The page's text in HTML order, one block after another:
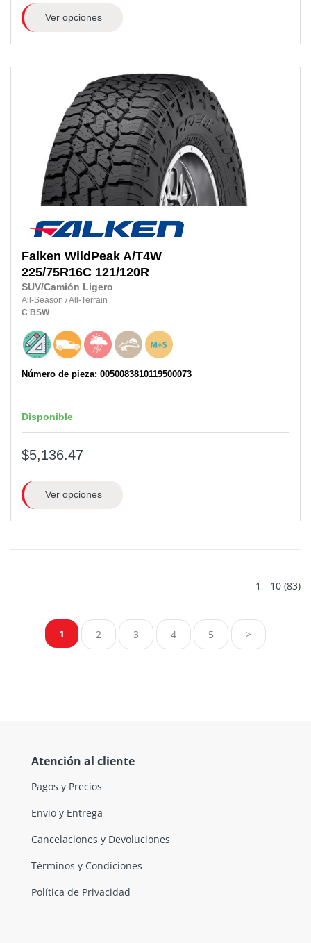
Ver opciones
Falken WildPeak A/T4W
225/75R16C 121/120R
SUV/Camión Ligero
All-Season /All-Terrain
C BSW
Número de pieza: 0050083810119500073
Disponible
$5,136.47
Ver opciones
1 - 10 (83)
1 2 3 4 5 >
Atención al cliente
Pagos y Precios
Envio y Entrega
Cancelaciones y Devoluciones
Términos y Condiciones
Política de Privacidad